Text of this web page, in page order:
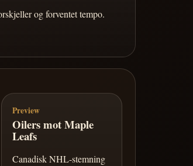
og forventet tempo.
Preview
Oilers mot Maple
Leafs
Canadisk NHL-stemning